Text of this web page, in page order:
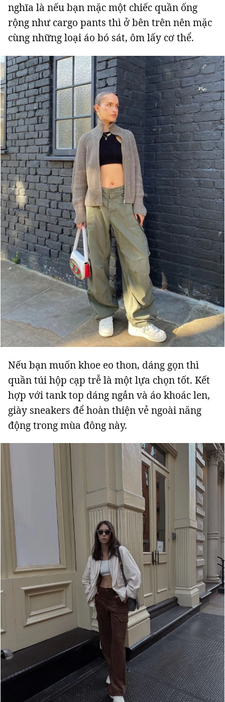
nghĩa là nếu bạn mặc một chiếc quần ống
rộng như cargo pants thì ở bên trên nên mặc
cùng những loại áo bó sát, ôm lấy cơ thể.
Nếu bạn muốn khoe eo thon, dáng gọn thì
quần túi hộp cạp trễ là một lựa chọn tốt. Kết
hợp với tank top dáng ngắn và áo khoác len,
giày sneakers để hoàn thiện vẻ ngoài năng
động trong mùa đông này.